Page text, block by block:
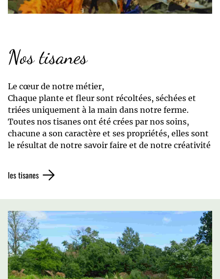
Nos tisanes
Le cœur de notre métier,
Chaque plante et fleur sont récoltées, séchées et
triées uniquement à la main dans notre ferme.
Toutes nos tisanes ont été crées par nos soins,
chacune a son caractère et ses propriétés, elles sont
le résultat de notre savoir faire et de notre créativité
les tisanes